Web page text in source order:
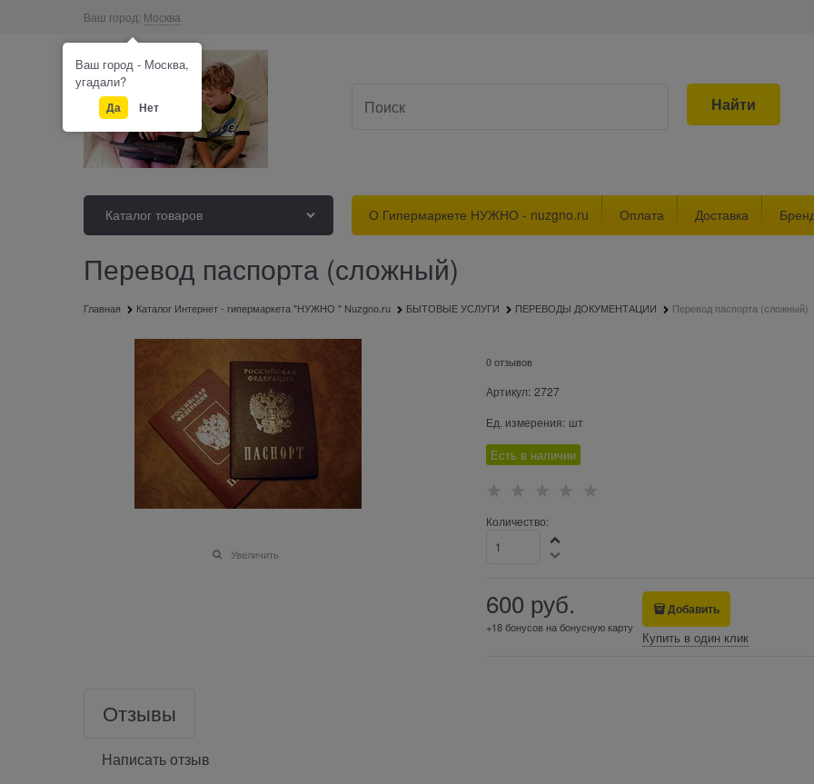
Ваш город: Москва
Найти
Каталог товаров О Гипермаркете НУЖНО - nuzgno.ru Оплата Доставка
Перевод паспорта (сложный)
Главная Каталог Интернет - гипермаркета "НУЖНО " Nuzgno.ru БЫТОВЫЕ УСЛУГИ ПЕРЕВОДЫ ДОКУМЕНТАЦИИ Перевод паспорта (сложный)
Увеличить
0 отзывов
Артикул: 2727
Ед. измерения: шт
Есть в наличии
Количество:
600 руб.
+18 бонусов на бонусную карту
Добавить
Купить в один клик
Отзывы
Написать отзыв
Ваш город - Москва,
угадали?
Да Нет